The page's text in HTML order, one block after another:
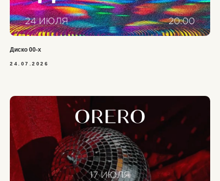
Диско 00-х
24.07.2026